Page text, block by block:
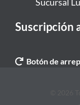
Suscripción
Botón de